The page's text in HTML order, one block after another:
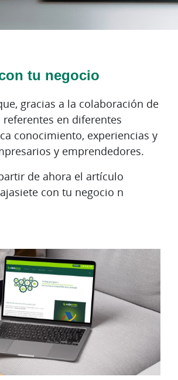
tu negocio
gracias a la colaboración de
en diferentes
conocimiento, experiencias y
y emprendedores.
de ahora el artículo
con tu negocio n